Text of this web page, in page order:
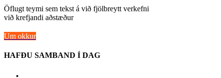
Öflugt teymi sem tekst á við fjölbreytt verkefni
við krefjandi aðstæður
Um okkur
HAFÐU SAMBAND Í DAG